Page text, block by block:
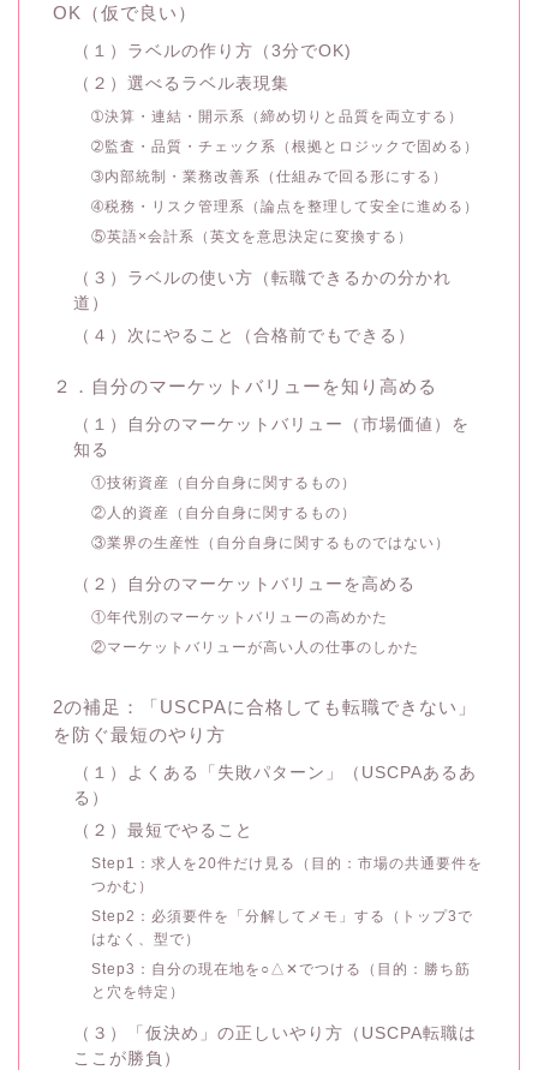
OK（仮で良い）
（１）ラベルの作り方（3分でOK)
（２）選べるラベル表現集
➀決算・連結・開示系（締め切りと品質を両立する）
➁監査・品質・チェック系（根拠とロジックで固める）
➂内部統制・業務改善系（仕組みで回る形にする）
➃税務・リスク管理系（論点を整理して安全に進める）
⑤英語×会計系（英文を意思決定に変換する）
（３）ラベルの使い方（転職できるかの分かれ
道）
（４）次にやること（合格前でもできる）
２．自分のマーケットバリューを知り高める
（１）自分のマーケットバリュー（市場価値）を
知る
①技術資産（自分自身に関するもの）
②人的資産（自分自身に関するもの）
③業界の生産性（自分自身に関するものではない）
（２）自分のマーケットバリューを高める
①年代別のマーケットバリューの高めかた
②マーケットバリューが高い人の仕事のしかた
2の補足：「USCPAに合格しても転職できない」
を防ぐ最短のやり方
（１）よくある「失敗パターン」（USCPAあるあ
る）
（２）最短でやること
Step1：求人を20件だけ見る（目的：市場の共通要件を
つかむ）
Step2：必須要件を「分解してメモ」する（トップ3で
はなく、型で）
Step3：自分の現在地を○△✕でつける（目的：勝ち筋
と穴を特定）
（３）「仮決め」の正しいやり方（USCPA転職は
ここが勝負）